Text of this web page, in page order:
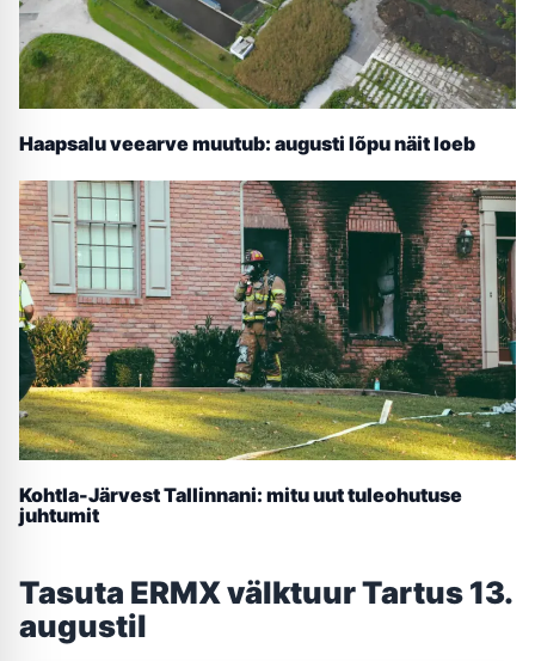
Haapsalu veearve muutub: augusti lõpu näit loeb
Kohtla-Järvest Tallinnani: mitu uut tuleohutuse
juhtumit
Tasuta ERMX välktuur Tartus 13.
augustil